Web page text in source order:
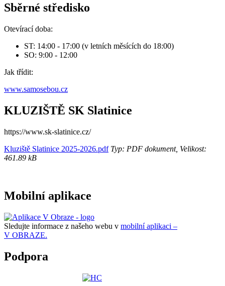
Sběrné středisko
Otevírací doba:
ST: 14:00 - 17:00 (v letních měsících do 18:00)
SO: 9:00 - 12:00
Jak třídit:
www.samosebou.cz
KLUZIŠTĚ SK Slatinice
https://www.sk-slatinice.cz/
Kluziště Slatinice 2025-2026.pdfTyp: PDF dokument, Velikost:
461.89 kB
Mobilní aplikace
Sledujte informace z našeho webu v mobilní aplikaci –
V OBRAZE.
Podpora